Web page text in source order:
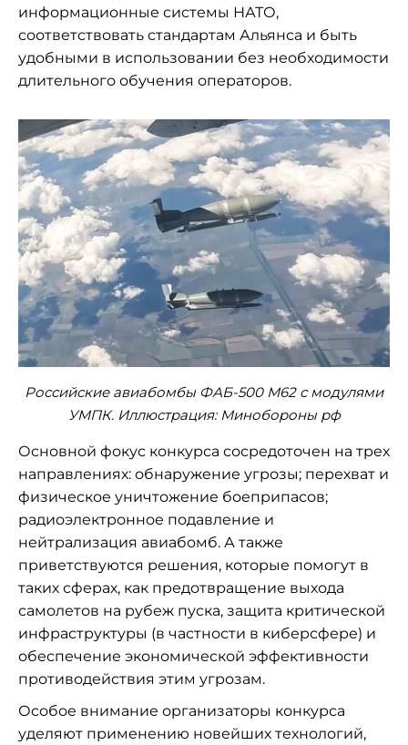
информационные системы НАТО,
соответствовать стандартам Альянса и быть
удобными в использовании без необходимости
длительного обучения операторов.
Российские авиабомбы ФАБ-500 М62 с модулями
УМПК. Иллюстрация: Минобороны рф
Основной фокус конкурса сосредоточен на трех
направлениях: обнаружение угрозы; перехват и
физическое уничтожение боеприпасов;
радиоэлектронное подавление и
нейтрализация авиабомб. А также
приветствуются решения, которые помогут в
таких сферах, как предотвращение выхода
самолетов на рубеж пуска, защита критической
инфраструктуры (в частности в киберсфере) и
обеспечение экономической эффективности
противодействия этим угрозам.
Особое внимание организаторы конкурса
уделяют применению новейших технологий,